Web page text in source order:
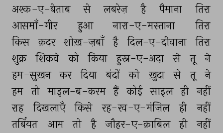
अश्क-ए-बेताब
से लबरेज़ है पैमाना
तिरा
आसमाँ-गीर
हुआ नारा-ए-मस्ताना
तिरा
किस
क़दर शोख़-ज़बाँ है दिल-ए-दीवाना
तिरा
शुक्र
शिकवे को किया हुस्न-ए-अदा से तू
ने
हम-सुख़न
कर दिया बंदों को ख़ुदा से तू
ने
हम तो माइल-ब-करम हैं कोई साइल ही नहीं
राह दिखलाएँ किसे रह-रव-ए-मंज़िल ही
नहीं
तर्बियत
आम तो है जौहर-ए-क़ाबिल ही
नहीं